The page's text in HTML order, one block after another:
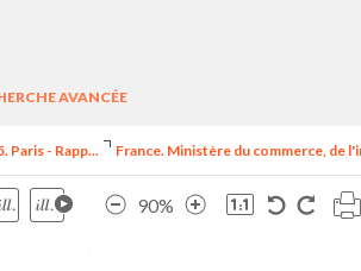
AVANCÉE
- Rapp... France. Ministère du commerce, de
90%